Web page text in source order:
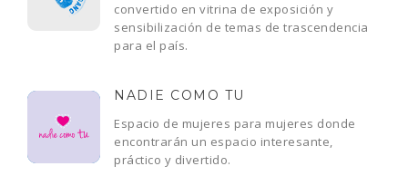
convertido en vitrina de exposición y
sensibilización de temas de trascendencia
para el país.
NADIE COMO TU
Espacio de mujeres para mujeres donde
encontrarán un espacio interesante,
práctico y divertido.